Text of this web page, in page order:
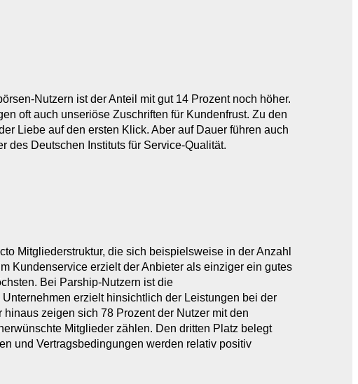
Nutzern ist der Anteil mit gut 14 Prozent noch höher.
oft auch unseriöse Zuschriften für Kundenfrust. Zu den
Liebe auf den ersten Klick. Aber auf Dauer führen auch
des Deutschen Instituts für Service-Qualität.
Mitgliederstruktur, die sich beispielsweise in der Anzahl
Kundenservice erzielt der Anbieter als einziger ein gutes
Bei Parship-Nutzern ist die
Unternehmen erzielt hinsichtlich der Leistungen bei der
zeigen sich 78 Prozent der Nutzer mit den
Mitglieder zählen. Den dritten Platz belegt
und Vertragsbedingungen werden relativ positiv